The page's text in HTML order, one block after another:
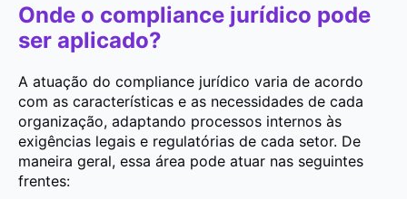
Onde o compliance jurídico pode
ser aplicado?
A atuação do compliance jurídico varia de acordo
com as características e as necessidades de cada
organização, adaptando processos internos às
exigências legais e regulatórias de cada setor. De
maneira geral, essa área pode atuar nas seguintes
frentes: